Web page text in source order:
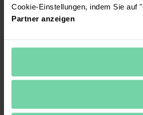
Cookie-Einstellungen, indem Sie auf
Partner anzeigen